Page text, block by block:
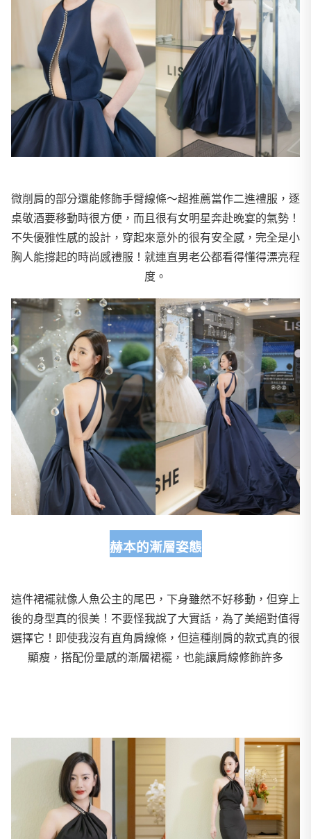
微削肩的部分還能修飾手臂線條～超推薦當作二進禮服，逐
桌敬酒要移動時很方便，而且很有女明星奔赴晚宴的氣勢！
不失優雅性感的設計，穿起來意外的很有安全感，完全是小
胸人能撐起的時尚感禮服！就連直男老公都看得懂得漂亮程
度。
赫本的漸層姿態
這件裙襬就像人魚公主的尾巴，下身雖然不好移動，但穿上
後的身型真的很美！不要怪我說了大實話，為了美絕對值得
選擇它！即使我沒有直角肩線條，但這種削肩的款式真的很
顯瘦，搭配份量感的漸層裙襬，也能讓肩線修飾許多